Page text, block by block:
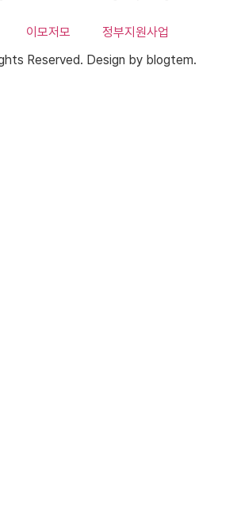
이모저모
정부지원사업
Reserved. Design by blogtem.